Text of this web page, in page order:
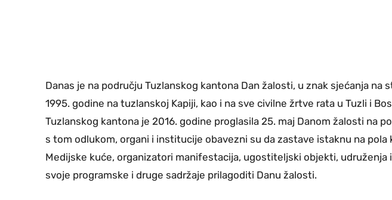
Danas je na području Tuzlanskog kantona Dan žalosti, u znak sjećanja na
1995. godine na tuzlanskoj Kapiji, kao i na sve civilne žrtve rata u Tuzli i
Tuzlanskog kantona je 2016. godine proglasila 25. maj Danom žalosti na
s tom odlukom, organi i institucije obavezni su da zastave istaknu na pola
Medijske kuće, organizatori manifestacija, ugostiteljski objekti, udruženja
svoje programske i druge sadržaje prilagoditi Danu žalosti.